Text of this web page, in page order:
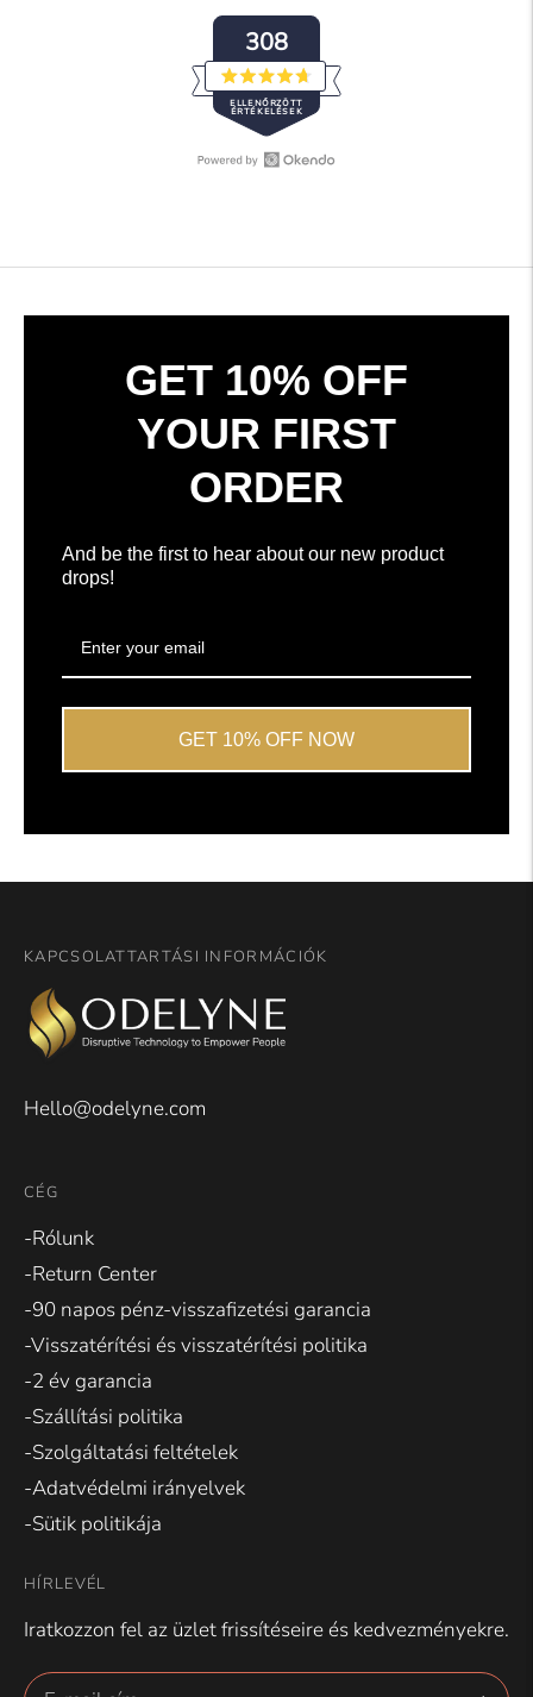
308
ELLENŐRZÖTT
ÉRTÉKELÉSEK
4.7
csillag
5-
ből
új
átlagosan
csillag
5-
ből
az
Okendo
értékelése
szerint
GET 10% OFF
YOUR FIRST
ORDER
And be the first to hear about our new product
drops!
GET 10% OFF NOW
KAPCSOLATTARTÁSI INFORMÁCIÓK
Hello@odelyne.com
CÉG
-Rólunk
-Return Center
-90 napos pénz-visszafizetési garancia
-Visszatérítési és visszatérítési politika
-2 év garancia
-Szállítási politika
-Szolgáltatási feltételek
-Adatvédelmi irányelvek
-Sütik politikája
HÍRLEVÉL
Iratkozzon fel az üzlet frissítéseire és kedvezményekre.